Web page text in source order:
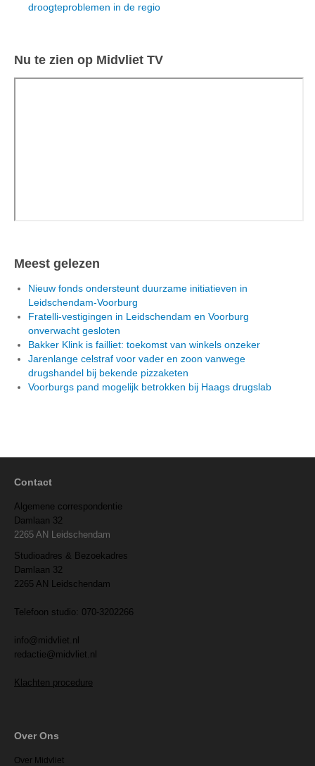
droogteproblemen in de regio
Nu te zien op Midvliet TV
Meest gelezen
Nieuw fonds ondersteunt duurzame initiatieven in
Leidschendam-Voorburg
Fratelli-vestigingen in Leidschendam en Voorburg
onverwacht gesloten
Bakker Klink is failliet: toekomst van winkels onzeker
Jarenlange celstraf voor vader en zoon vanwege
drugshandel bij bekende pizzaketen
Voorburgs pand mogelijk betrokken bij Haags drugslab
Contact
Algemene correspondentie
Damlaan 32
2265 AN Leidschendam
Studioadres & Bezoekadres
Damlaan 32
2265 AN Leidschendam
Telefoon studio: 070-3202266
info@midvliet.nl
redactie@midvliet.nl
Klachten procedure
Over Ons
Over Midvliet